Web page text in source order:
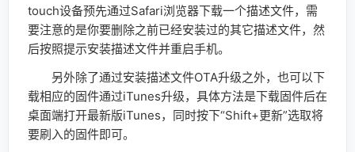
touch设备预先通过Safari浏览器下载一个描述文件，需
要注意的是你要删除之前已经安装过的其它描述文件，然
后按照提示安装描述文件并重启手机。
另外除了通过安装描述文件OTA升级之外，也可以下
载相应的固件通过iTunes升级，具体方法是下载固件后在
桌面端打开最新版iTunes，同时按下“Shift+更新”选取将
要刷入的固件即可。